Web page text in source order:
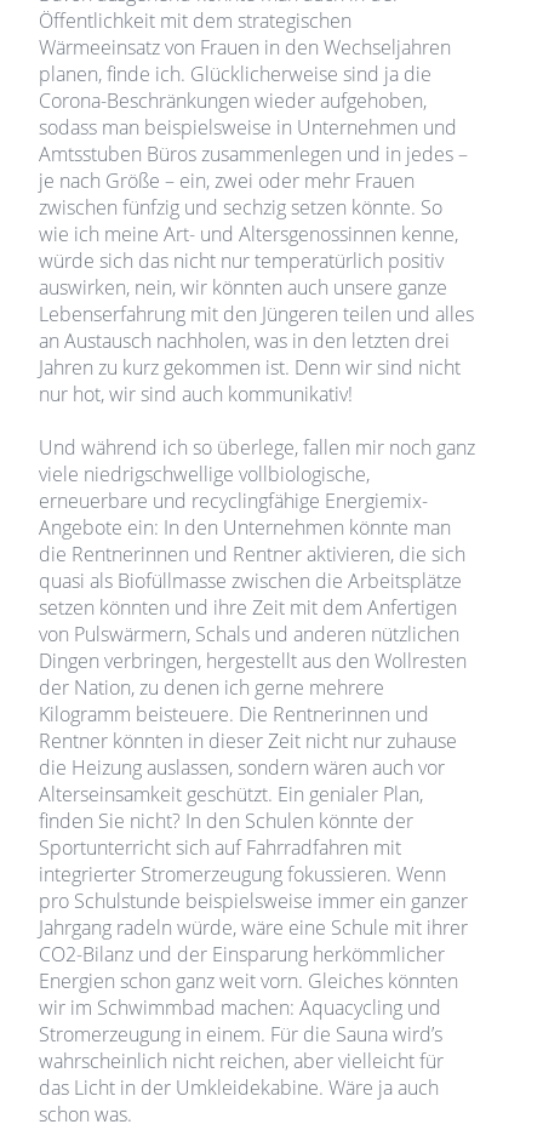
Öffentlichkeit mit dem strategischen
Wärmeeinsatz von Frauen in den Wechseljahren
planen, finde ich. Glücklicherweise sind ja die
Corona-Beschränkungen wieder aufgehoben,
sodass man beispielsweise in Unternehmen und
Amtsstuben Büros zusammenlegen und in jedes –
je nach Größe – ein, zwei oder mehr Frauen
zwischen fünfzig und sechzig setzen könnte. So
wie ich meine Art- und Altersgenossinnen kenne,
würde sich das nicht nur temperatürlich positiv
auswirken, nein, wir könnten auch unsere ganze
Lebenserfahrung mit den Jüngeren teilen und alles
an Austausch nachholen, was in den letzten drei
Jahren zu kurz gekommen ist. Denn wir sind nicht
nur hot, wir sind auch kommunikativ!
Und während ich so überlege, fallen mir noch ganz
viele niedrigschwellige vollbiologische,
erneuerbare und recyclingfähige Energiemix-
Angebote ein: In den Unternehmen könnte man
die Rentnerinnen und Rentner aktivieren, die sich
quasi als Biofüllmasse zwischen die Arbeitsplätze
setzen könnten und ihre Zeit mit dem Anfertigen
von Pulswärmern, Schals und anderen nützlichen
Dingen verbringen, hergestellt aus den Wollresten
der Nation, zu denen ich gerne mehrere
Kilogramm beisteuere. Die Rentnerinnen und
Rentner könnten in dieser Zeit nicht nur zuhause
die Heizung auslassen, sondern wären auch vor
Alterseinsamkeit geschützt. Ein genialer Plan,
finden Sie nicht? In den Schulen könnte der
Sportunterricht sich auf Fahrradfahren mit
integrierter Stromerzeugung fokussieren. Wenn
pro Schulstunde beispielsweise immer ein ganzer
Jahrgang radeln würde, wäre eine Schule mit ihrer
CO2-Bilanz und der Einsparung herkömmlicher
Energien schon ganz weit vorn. Gleiches könnten
wir im Schwimmbad machen: Aquacycling und
Stromerzeugung in einem. Für die Sauna wird’s
wahrscheinlich nicht reichen, aber vielleicht für
das Licht in der Umkleidekabine. Wäre ja auch
schon was.